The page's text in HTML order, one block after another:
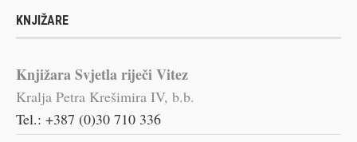
KNJIŽARE
Knjižara Svjetla riječi Vitez
Kralja Petra Krešimira IV, b.b.
Tel.: +387 (0)30 710 336